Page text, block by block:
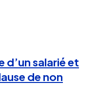
d’un salarié et
de non